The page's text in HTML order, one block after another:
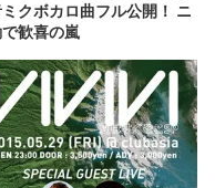
クボカロ曲フル公開！ ニ
で歓喜の嵐